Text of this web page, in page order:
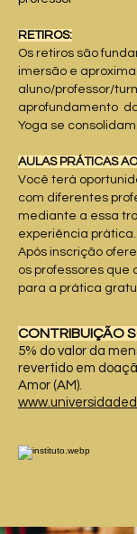
RETIROS:
Os retiros são
imersão e
aluno/professor/
aprofundamento
Yoga se consolidam.
AULAS PRÁTICAS
Você terá
com diferentes
mediante a essa
experiência prática.
Após inscrição
os professores que
para a prática
CONTRIBUIÇÃO
5% do valor da
revertido em
Amor (AM).